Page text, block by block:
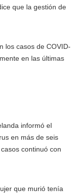
que la gestión de
los casos de COVID-
en las últimas
informó el
en más de seis
continuó con
que murió tenía